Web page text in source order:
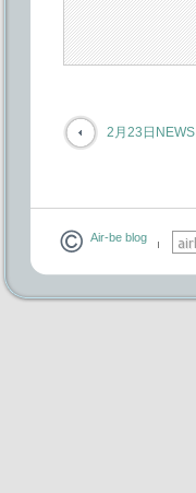
2月23日NEWS
Air-be blog